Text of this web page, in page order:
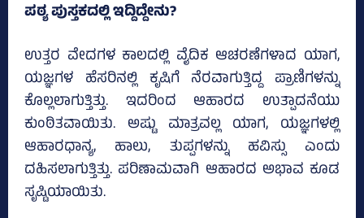
ಪಠ್ಯ ಪುಸ್ತಕದಲ್ಲಿ ಇದ್ದಿದ್ದೇನು?
ಉತ್ತರ ವೇದಗಳ ಕಾಲದಲ್ಲಿ ವೈದಿಕ ಆಚರಣೆಗಳಾದ ಯಾಗ,
ಯಜ್ಞಗಳ ಹೆಸರಿನಲ್ಲಿ ಕೃಷಿಗೆ ನೆರವಾಗುತ್ತಿದ್ದ ಪ್ರಾಣಿಗಳನ್ನು
ಕೊಲ್ಲಲಾಗುತ್ತಿತ್ತು. ಇದರಿಂದ ಆಹಾರದ ಉತ್ಪಾದನೆಯು
ಕುಂಠಿತವಾಯಿತು. ಅಷ್ಟು ಮಾತ್ರವಲ್ಲ ಯಾಗ, ಯಜ್ಞಗಳಲ್ಲಿ
ಆಹಾರಧಾನ್ಯ, ಹಾಲು, ತುಪ್ಪಗಳನ್ನು ಹವಿಸ್ಸು ಎಂದು
ದಹಿಸಲಾಗುತ್ತಿತ್ತು. ಪರಿಣಾಮವಾಗಿ ಆಹಾರದ ಅಭಾವ ಕೂಡ
ಸೃಷ್ಟಿಯಾಯಿತು.